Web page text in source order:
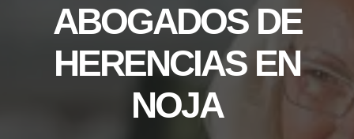
ABOGADOS DE
HERENCIAS EN
NOJA